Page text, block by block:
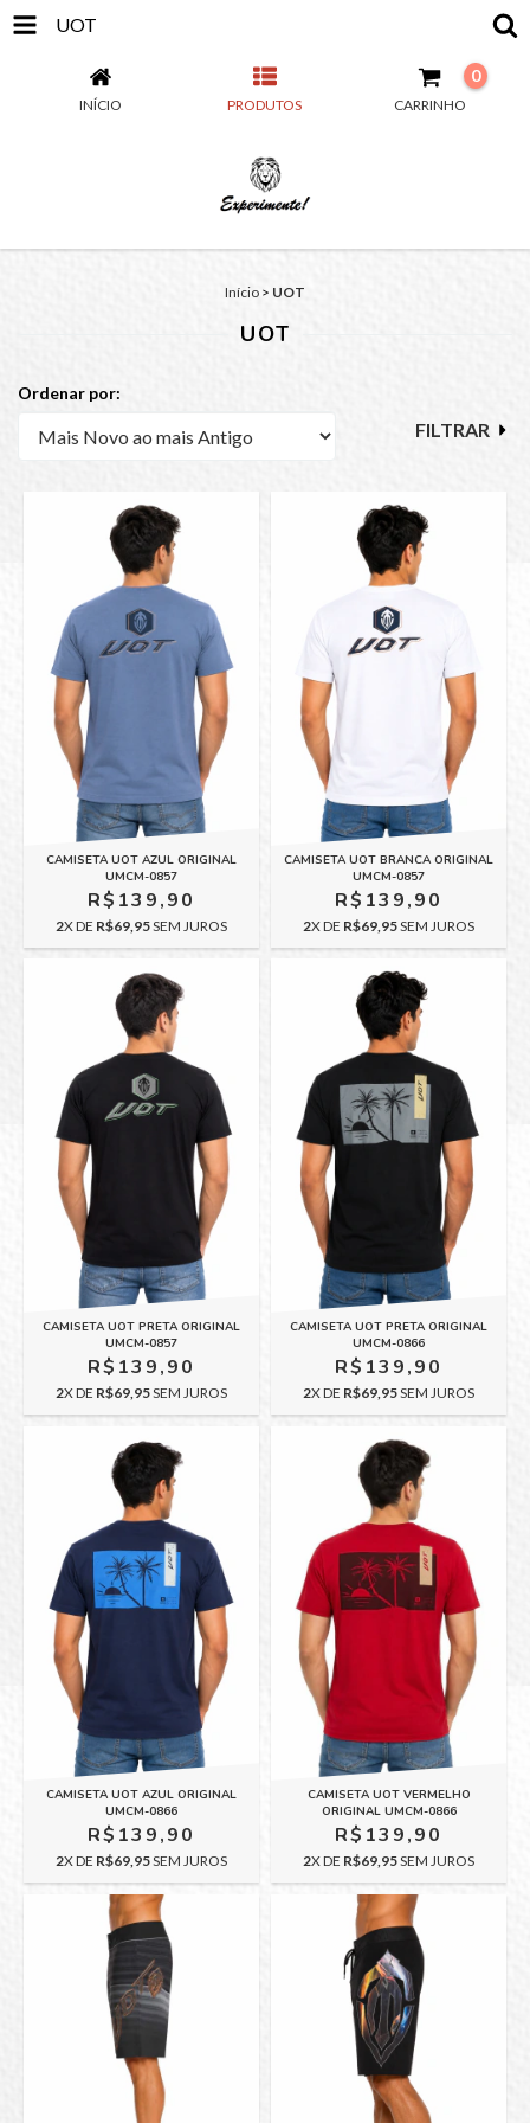
UOT
INÍCIO PRODUTOS CARRINHO
0
Início > UOT
UOT
Ordenar por:
FILTRAR
CAMISETA UOT AZUL ORIGINAL
UMCM-0857
R$139,90
2X DE R$69,95SEM JUROS
CAMISETA UOT BRANCA ORIGINAL
UMCM-0857
R$139,90
2X DE R$69,95SEM JUROS
CAMISETA UOT PRETA ORIGINAL
UMCM-0857
R$139,90
2X DE R$69,95SEM JUROS
CAMISETA UOT PRETA ORIGINAL
UMCM-0866
R$139,90
2X DE R$69,95SEM JUROS
CAMISETA UOT AZUL ORIGINAL
UMCM-0866
R$139,90
2X DE R$69,95SEM JUROS
CAMISETA UOT VERMELHO
ORIGINAL UMCM-0866
R$139,90
2X DE R$69,95SEM JUROS